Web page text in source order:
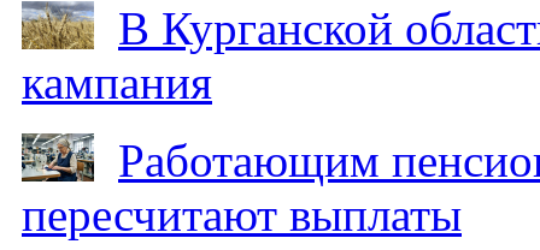
В Курганской
кампания
Работающим
пересчитают выплаты